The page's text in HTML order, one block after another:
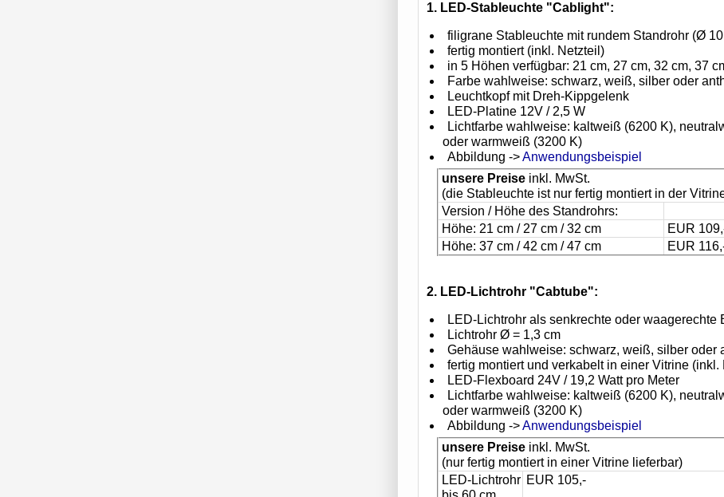
1. LED-Stableuchte "Cablight":
filigrane Stableuchte mit rundem Standrohr (Ø
fertig montiert (inkl. Netzteil)
in 5 Höhen verfügbar: 21 cm, 27 cm, 32 cm, 37
Farbe wahlweise: schwarz, weiß, silber oder
Leuchtkopf mit Dreh-Kippgelenk
LED-Platine 12V / 2,5 W
Lichtfarbe wahlweise: kaltweiß (6200 K),
oder warmweiß (3200 K)
Abbildung ->Anwendungsbeispiel
unsere Preise inkl. MwSt.
(die Stableuchte ist nur fertig montiert in der
Version / Höhe des Standrohrs:
Höhe: 21 cm / 27 cm / 32 cm
EUR
Höhe: 37 cm / 42 cm / 47 cm
EUR
2. LED-Lichtrohr "Cabtube":
LED-Lichtrohr als senkrechte oder waagerechte
Lichtrohr Ø = 1,3 cm
Gehäuse wahlweise: schwarz, weiß, silber oder
fertig montiert und verkabelt in einer Vitrine (inkl.
LED-Flexboard 24V / 19,2 Watt pro Meter
Lichtfarbe wahlweise: kaltweiß (6200 K),
oder warmweiß (3200 K)
Abbildung ->Anwendungsbeispiel
unsere Preise inkl. MwSt.
(nur fertig montiert in einer Vitrine lieferbar)
LED-Lichtrohr EUR 105,-